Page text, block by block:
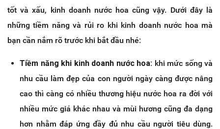
tốt và xấu, kinh doanh nước hoa cũng vậy. Dưới đây là
những tiềm năng và rủi ro khi kinh doanh nước hoa mà
bạn cần nắm rõ trước khi bắt đầu nhé:
Tiềm năng khi kinh doanh nước hoa: khi mức sống và
nhu cầu làm đẹp của con người ngày càng được nâng
cao thì càng có nhiều thương hiệu nước hoa ra đời với
nhiều mức giá khác nhau và mùi hương cũng đa dạng
hơn nhằm đáp ứng đầy đủ nhu cầu người tiêu dùng.